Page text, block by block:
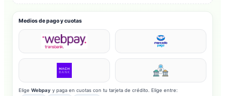
Medios de pago y cuotas
Elige Webpay y paga en cuotas con tu tarjeta de crédito. Elige entre: